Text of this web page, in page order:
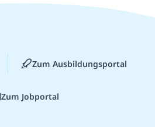
Zum Ausbildungsportal
Zum Jobportal